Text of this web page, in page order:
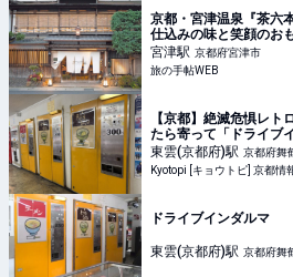
京都・宮津温泉『茶六
仕込みの味と笑顔のお
宮津駅 京都府宮津市
旅の手帖WEB
【京都】絶滅危惧レト
たら寄って「ドライブ
東雲(京都府)駅 京都府舞
Kyotopi [キョウトピ] 京都情
ドライブインダルマ
東雲(京都府)駅 京都府舞